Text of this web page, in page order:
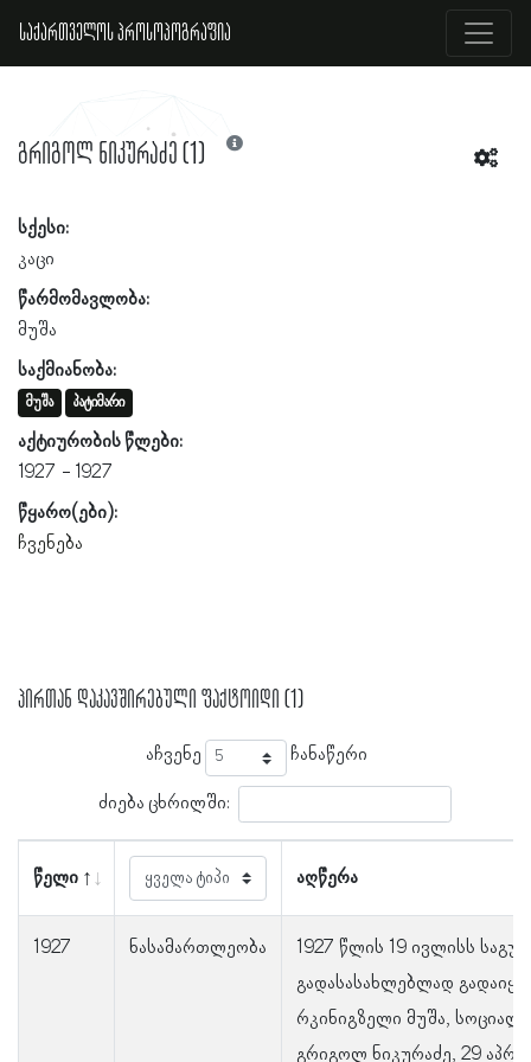
საქართველოს პროსოპოგრაფია
გრიგოლ ნიკურაძე (1)
სქესი:
კაცი
წარმომავლობა:
მუშა
საქმიანობა:
მუშა პატიმარი
აქტიურობის წლები:
1927
1927
წყარო(ები):
ჩვენება
პირთან დაკავშირებული ფაქტოიდი (1)
აჩვენე ჩანაწერი
ძიება ცხრილში:
წელი აღწერა
1927 ნასამართლეობა
1927 წლის 19 ივლისს
გადასასახლებლად
რკინიგზელი მუშა,
გრიგოლ ნიკურაძე, 29